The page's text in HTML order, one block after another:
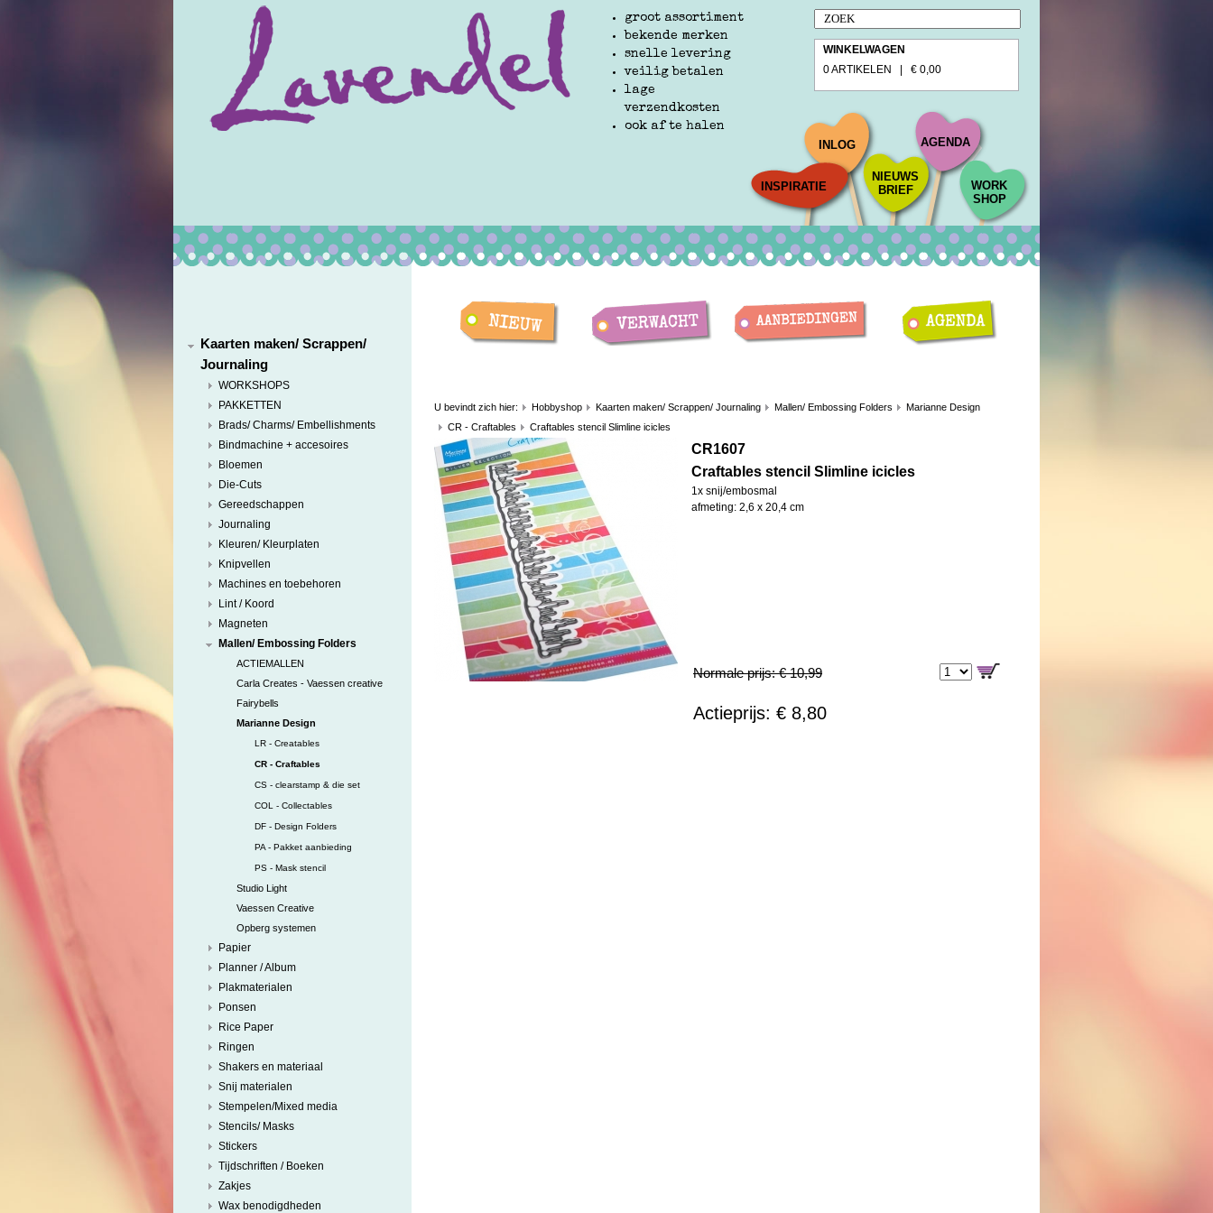
groot assortiment
bekende merken
snelle levering
veilig betalen
lage
verzendkosten
ook af te halen
WINKELWAGEN
0 ARTIKELEN | € 0,00
INSPIRATIE
INLOG
NIEUWS
BRIEF
AGENDA
WORK
SHOP
Kaarten maken/ Scrappen/
Journaling
WORKSHOPS
PAKKETTEN
Brads/ Charms/ Embellishments
Bindmachine + accesoires
Bloemen
Die-Cuts
Gereedschappen
Journaling
Kleuren/ Kleurplaten
Knipvellen
Machines en toebehoren
Lint / Koord
Magneten
Mallen/ Embossing Folders
ACTIEMALLEN
Carla Creates - Vaessen creative
Fairybells
Marianne Design
LR - Creatables
CR - Craftables
CS - clearstamp & die set
COL - Collectables
DF - Design Folders
PA - Pakket aanbieding
PS - Mask stencil
Studio Light
Vaessen Creative
Opberg systemen
Papier
Planner / Album
Plakmaterialen
Ponsen
Rice Paper
Ringen
Shakers en materiaal
Snij materialen
Stempelen/Mixed media
Stencils/ Masks
Stickers
Tijdschriften / Boeken
Zakjes
Wax benodigdheden
U bevindt zich hier: Hobbyshop Kaarten maken/ Scrappen/ Journaling Mallen/ Embossing Folders
Marianne Design
CR - Craftables
Craftables stencil Slimline icicles
CR1607
Craftables stencil Slimline icicles
1x snij/embosmal
afmeting: 2,6 x 20,4 cm
Normale prijs: € 10,99
Actieprijs: € 8,80